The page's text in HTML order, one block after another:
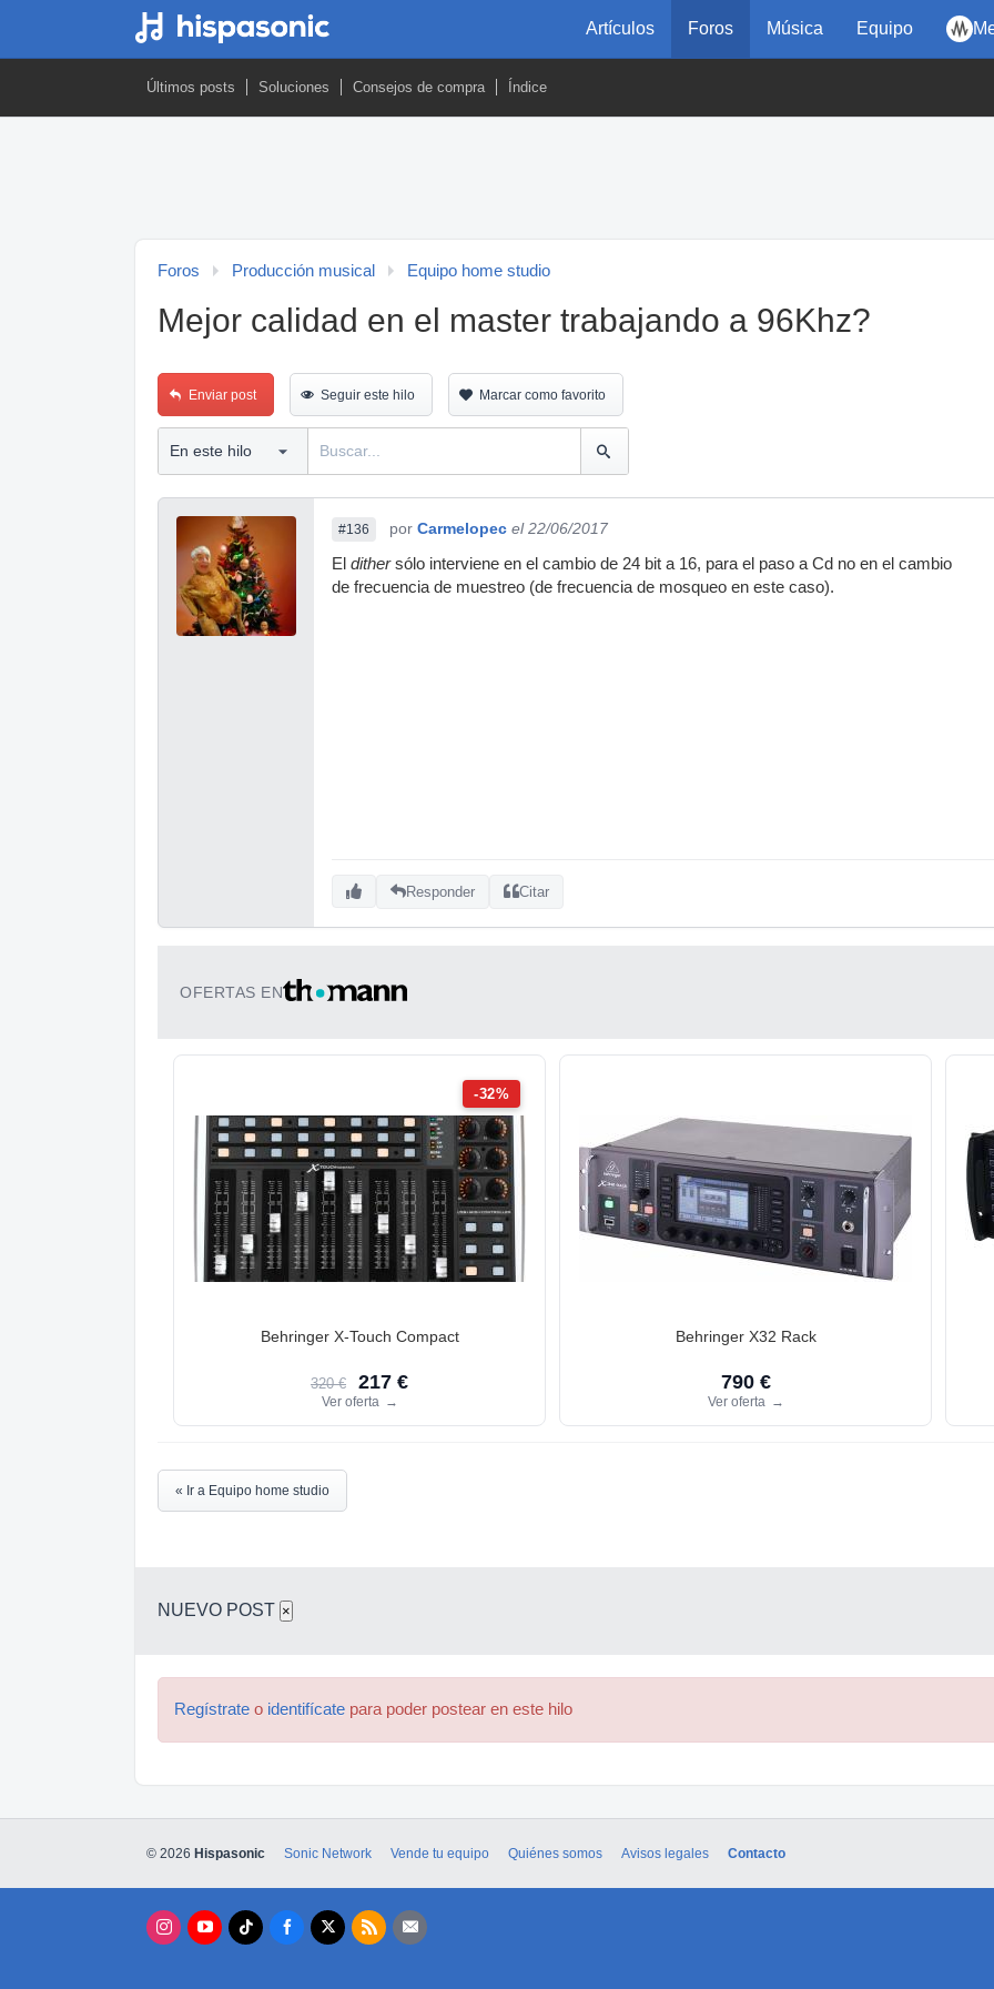
Artículos Foros Música Equipo
Últimos posts Soluciones Consejos de compra Índice
Foros Producción musical Equipo home studio
Mejor calidad en el master trabajando a 96Khz?
Enviar post Seguir este hilo Marcar como favorito
#136 por Carmelopec el 22/06/2017
El dithersólo interviene en el cambio de 24 bit a 16, para el paso a Cd no en el cambio
de frecuencia de muestreo (de frecuencia de mosqueo en este caso).
Responder Citar
OFERTAS EN
-32%
Behringer X-Touch Compact
320 € 217 €
Ver oferta →
Behringer X32 Rack
790 €
Ver oferta →
« Ir a Equipo home studio
NUEVO POST ×
Regístrate o identifícate para poder postear en este hilo
© 2026 Hispasonic Sonic Network Vende tu equipo Quiénes somos Avisos legales Contacto